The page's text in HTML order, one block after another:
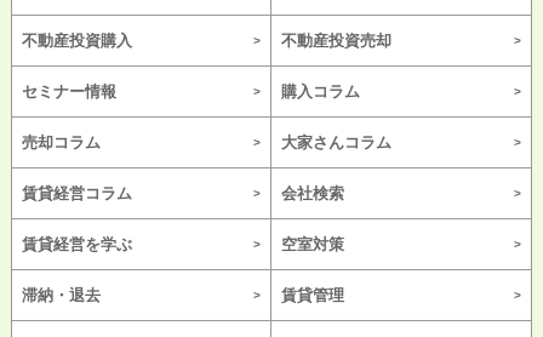
不動産投資購入 不動産投資売却
セミナー情報 購入コラム
売却コラム 大家さんコラム
賃貸経営コラム 会社検索
賃貸経営を学ぶ 空室対策
滞納・退去 賃貸管理